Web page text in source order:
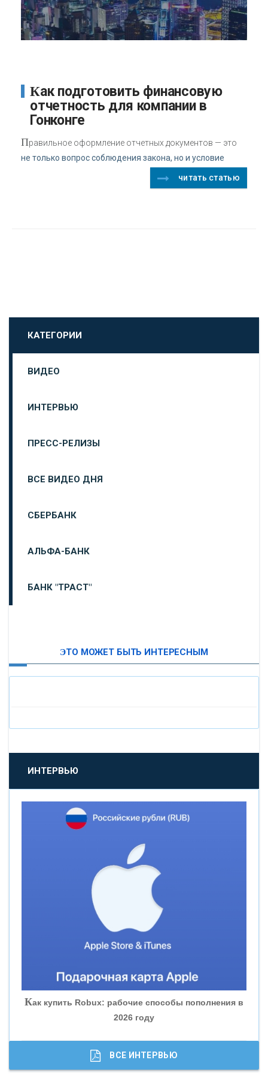
Как подготовить финансовую
отчетность для компании в
Гонконге
Правильное оформление отчетных документов — это
не только вопрос соблюдения закона, но и условие
читать статью
КАТЕГОРИИ
ВИДЕО
ИНТЕРВЬЮ
ПРЕСС-РЕЛИЗЫ
ВСЕ ВИДЕО ДНЯ
СБЕРБАНК
АЛЬФА-БАНК
БАНК "ТРАСТ"
«БАНК САНКТ-ПЕТЕРБУРГ»
«ПРОМСВЯЗЬБАНК»
«НОВИКОМБАНК»
«ВНЕШПРОМБАНК»
«БАНК ГЛОБЭКС»
«СОВКОМБАНК»
«ГАЗПРОМБАНК»
ЭТО МОЖЕТ БЫТЬ ИНТЕРЕСНЫМ
ИНТЕРВЬЮ
Как купить Robux: рабочие способы пополнения в
2026 году
ВСЕ ИНТЕРВЬЮ